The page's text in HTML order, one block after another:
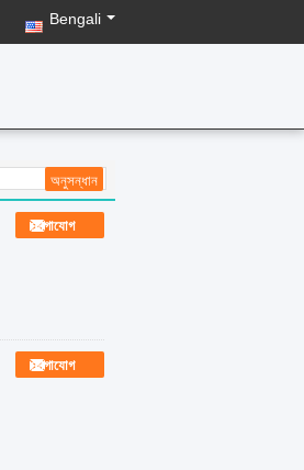
Bengali
যোগাযোগ
যোগাযোগ